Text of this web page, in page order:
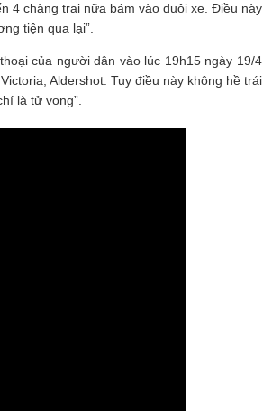
4 chàng trai nữa bám vào đuôi xe. Điều này
tiện qua lại”.
của người dân vào lúc 19h15 ngày 19/4
Aldershot. Tuy điều này không hề trái
là tử vong”.